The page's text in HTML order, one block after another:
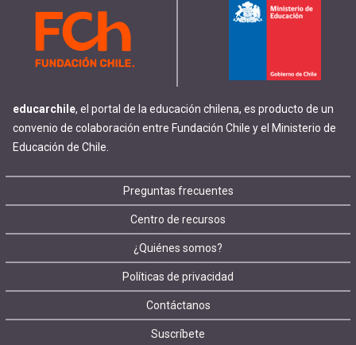
educarchile, el portal de la educación chilena, es producto de un
convenio de colaboración entre Fundación Chile y el Ministerio de
Educación de Chile.
Footer
menu
Preguntas frecuentes
Centro de recursos
¿Quiénes somos?
Políticas de privacidad
Contáctanos
Suscríbete